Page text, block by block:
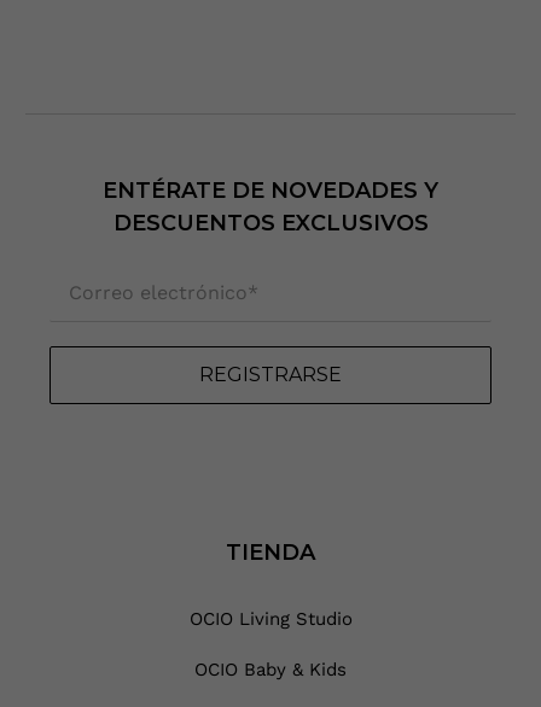
ENTÉRATE DE NOVEDADES Y
DESCUENTOS EXCLUSIVOS
REGISTRARSE
TIENDA
OCIO Living Studio
OCIO Baby & Kids